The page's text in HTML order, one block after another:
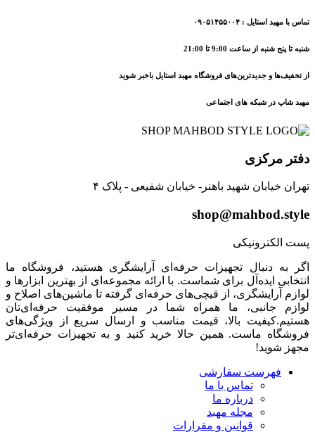
تماس با مهبد استایل : ۰۹۰۵۱۴۵۵۰۰۴
شنبه تا پنج شنبه از ساعت 9:00 تا 21:00
از تخفیف‌ها و جدیدترین‌های فروشگاه مهبد استایل باخبر شوید
مهبد شاپ در شبکه های اجتماعی
دفتر مرکزی
تهران خیابان شهید باهنر- خیابان شفیعی - پلاک ۴
shop@mahbod.style
پست الکترونیکی
اگر به دنبال تجهیزات حرفه‌ای آرایشگری هستید، فروشگاه ما
انتخابی ایده‌آل برای شماست. با ارائه مجموعه‌ای از بهترین ابزارها و
لوازم آرایشگری، از قیچی‌های حرفه‌ای گرفته تا ماشین‌های اصلاح و
لوازم جانبی، ما همراه شما در مسیر موفقیت حرفه‌ای‌تان
هستیم.کیفیت بالا، قیمت مناسب و ارسال سریع از ویژگی‌های
فروشگاه ماست. همین حالا خرید کنید و به تجهیزات حرفه‌ای‌تر
مجهز شوید!
فهرست سفارشی
تماس با ما
درباره ما
مجله مهبد
قوانین و مقرارات